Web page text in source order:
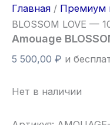
Главная / Премиум
BLOSSOM LOVE —
Amouage
5 500,00 ₽ и
Нет в наличии